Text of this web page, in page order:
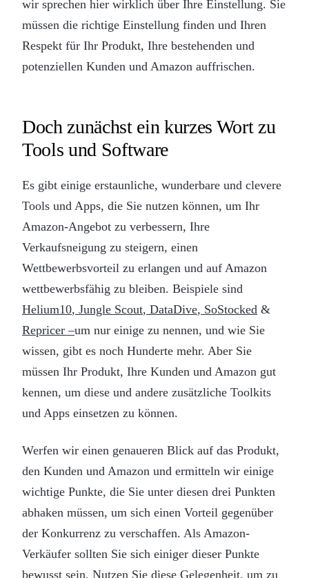
wir sprechen hier wirklich über Ihre Einstellung. Sie
müssen die richtige Einstellung finden und Ihren
Respekt für Ihr Produkt, Ihre bestehenden und
potenziellen Kunden und Amazon auffrischen.
Doch zunächst ein kurzes Wort zu
Tools und Software
Es gibt einige erstaunliche, wunderbare und clevere
Tools und Apps, die Sie nutzen können, um Ihr
Amazon-Angebot zu verbessern, Ihre
Verkaufsneigung zu steigern, einen
Wettbewerbsvorteil zu erlangen und auf Amazon
wettbewerbsfähig zu bleiben. Beispiele sind
Helium10, Jungle Scout, DataDive, SoStocked &
Repricer –um nur einige zu nennen, und wie Sie
wissen, gibt es noch Hunderte mehr. Aber Sie
müssen Ihr Produkt, Ihre Kunden und Amazon gut
kennen, um diese und andere zusätzliche Toolkits
und Apps einsetzen zu können.
Werfen wir einen genaueren Blick auf das Produkt,
den Kunden und Amazon und ermitteln wir einige
wichtige Punkte, die Sie unter diesen drei Punkten
abhaken müssen, um sich einen Vorteil gegenüber
der Konkurrenz zu verschaffen. Als Amazon-
Verkäufer sollten Sie sich einiger dieser Punkte
bewusst sein. Nutzen Sie diese Gelegenheit, um zu